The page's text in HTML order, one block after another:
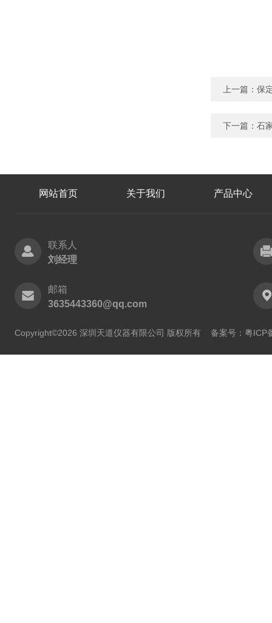
上一篇： 保
下一篇： 石
网站首页 关于我们 产品中心
联系人
刘经理
邮箱
3635443360@qq.com
Copyright©2026 深圳天道仪器有限公司 版权所有 备案号：粤ICP